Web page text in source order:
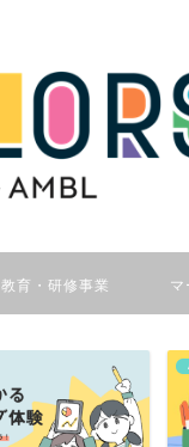
教育・研修事業